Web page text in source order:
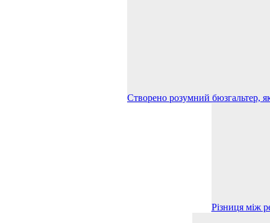
Створено розумний бюзгальтер,
Різниця між